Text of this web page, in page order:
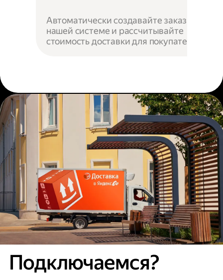
Автоматически создавайте заказы в
нашей системе и рассчитывайте
стоимость доставки для покупателей.
Подключаемся?